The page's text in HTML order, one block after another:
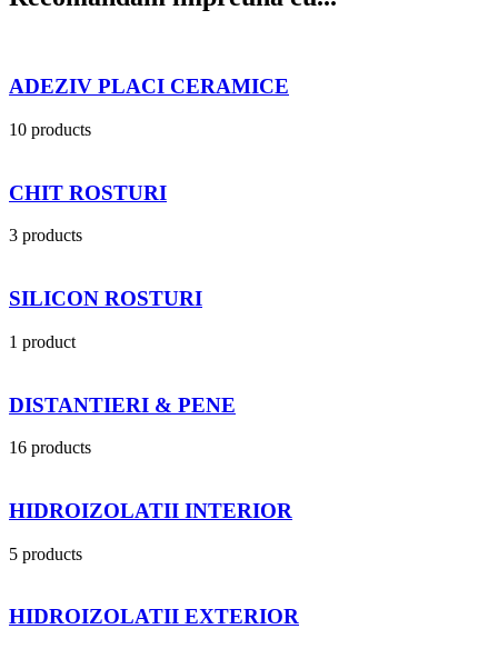
ADEZIV PLACI CERAMICE
10 products
CHIT ROSTURI
3 products
SILICON ROSTURI
1 product
DISTANTIERI & PENE
16 products
HIDROIZOLATII INTERIOR
5 products
HIDROIZOLATII EXTERIOR